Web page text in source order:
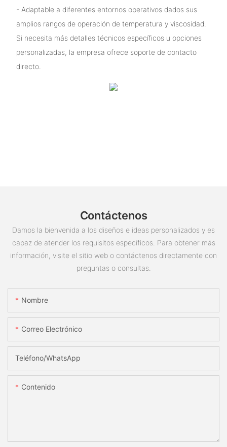
- Adaptable a diferentes entornos operativos dados sus
amplios rangos de operación de temperatura y viscosidad.
Si necesita más detalles técnicos específicos u opciones
personalizadas, la empresa ofrece soporte de contacto
directo.
Contáctenos
Damos la bienvenida a los diseños e ideas personalizados y es
capaz de atender los requisitos específicos. Para obtener más
información, visite el sitio web o contáctenos directamente con
preguntas o consultas.
Nombre
Correo Electrónico
Teléfono/WhatsApp
Contenido